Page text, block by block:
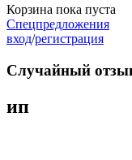
Корзина пока пуста
Спецпредложения
вход/регистрация
Случайный
ип